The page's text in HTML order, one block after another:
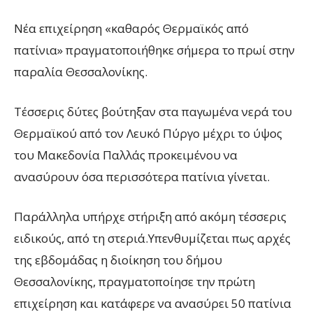
Νέα επιχείρηση «καθαρός Θερμαϊκός από
πατίνια» πραγματοποιήθηκε σήμερα το πρωί στην
παραλία Θεσσαλονίκης.
Τέσσερις δύτες βούτηξαν στα παγωμένα νερά του
Θερμαϊκού από τον Λευκό Πύργο μέχρι το ύψος
του Μακεδονία Παλλάς προκειμένου να
ανασύρουν όσα περισσότερα πατίνια γίνεται.
Παράλληλα υπήρχε στήριξη από ακόμη τέσσερις
ειδικούς, από τη στεριά.Υπενθυμίζεται πως αρχές
της εβδομάδας η διοίκηση του δήμου
Θεσσαλονίκης, πραγματοποίησε την πρώτη
επιχείρηση και κατάφερε να ανασύρει 50 πατίνια